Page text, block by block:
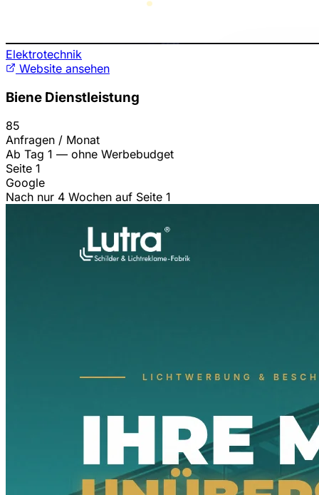
Elektrotechnik
Website ansehen
Biene Dienstleistung
85
Anfragen / Monat
Ab Tag 1 — ohne Werbebudget
Seite 1
Google
Nach nur 4 Wochen auf Seite 1